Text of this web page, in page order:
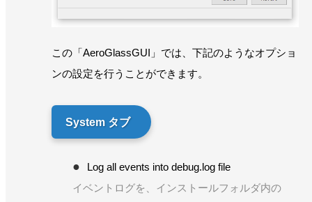
この「AeroGlassGUI」では、下記のようなオプショ
ンの設定を行うことができます。
System タブ
Log all events into debug.log file
イベントログを、インストールフォルダ内の